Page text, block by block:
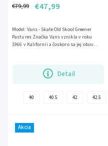
€79,99 €47,99
Detail
Model: Vans - Skate Old Skool Greener
Pastures Značka Vans vznikla v roku
1966 v Kalifornii a čoskoro sa jej obuv
40 40.5 42 42.5
Akcia